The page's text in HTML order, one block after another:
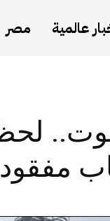
عالمية مصر